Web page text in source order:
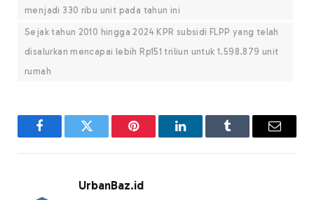
menjadi 330 ribu unit pada tahun ini
Sejak tahun 2010 hingga 2024 KPR subsidi FLPP yang telah
disalurkan mencapai lebih Rp151 triliun untuk 1.598.879 unit
rumah
FacebookTwitter Pinterest LinkedInTumblr Email
UrbanBaz.id